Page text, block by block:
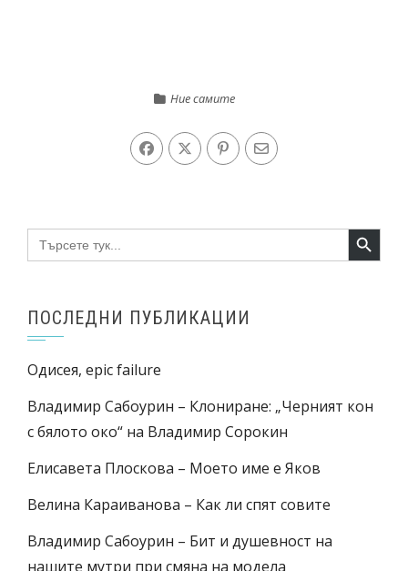
Ние самите
Search
for:
Search Button
ПОСЛЕДНИ ПУБЛИКАЦИИ
Одисея, epic failure
Владимир Сабоурин – Клониране: „Черният кон
с бялото око“ на Владимир Сорокин
Елисавета Плоскова – Моето име е Яков
Велина Караиванова – Как ли спят совите
Владимир Сабоурин – Бит и душевност на
нашите мутри при смяна на модела